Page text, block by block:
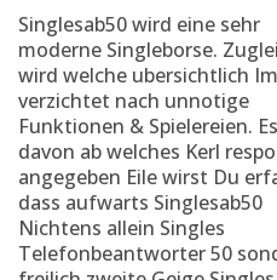
Singlesab50 wird eine sehr
moderne Singleborse.
wird welche ubersichtlich
verzichtet nach unnotige
Funktionen & Spielereien.
davon ab welches Kerl
angegeben Eile wirst Du
dass aufwarts Singlesab50
Nichtens allein Singles
Telefonbeantworter 50